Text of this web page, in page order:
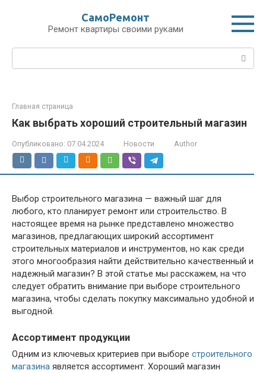
СамоРемонт
Ремонт квартиры своими руками
Поиск:
Главная страница
Как выбрать хороший строительный магазин
Опубликовано: 07.04.2024 Новости Author
Выбор строительного магазина — важный шаг для
любого, кто планирует ремонт или строительство. В
настоящее время на рынке представлено множество
магазинов, предлагающих широкий ассортимент
строительных материалов и инструментов, но как среди
этого многообразия найти действительно качественный и
надежный магазин? В этой статье мы расскажем, на что
следует обратить внимание при выборе строительного
магазина, чтобы сделать покупку максимально удобной и
выгодной.
Ассортимент продукции
Одним из ключевых критериев при выборе строительного
магазина является ассортимент. Хороший магазин